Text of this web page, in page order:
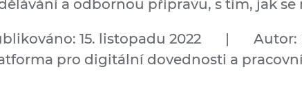
a odbornou přípravu, s tím, jak se
15. listopadu 2022 |
Autor:
pro digitální dovednosti a